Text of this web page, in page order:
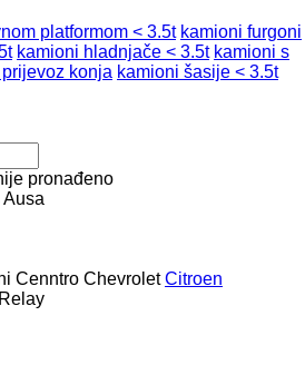
platformom < 3.5t kamioni furgoni
kamioni hladnjače < 3.5t kamioni s
konja kamioni šasije < 3.5t
pronađeno
Ausa
Cenntro Chevrolet Citroen
Relay